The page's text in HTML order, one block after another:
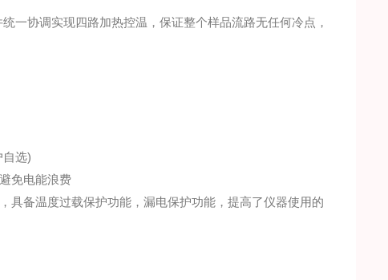
一协调实现四路加热控温，保证整个样品流路无任何冷点，
选)
免电能浪费
具备温度过载保护功能，漏电保护功能，提高了仪器使用的